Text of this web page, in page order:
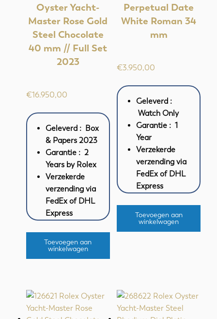
Oyster Yacht-
Master Rose Gold
Steel Chocolate
40 mm // Full Set
2023
€16.950,00
Geleverd : Box
& Papers 2023
Garantie : 2
Years by Rolex
Verzekerde
verzending via
FedEx of DHL
Express
Toevoegen aan
winkelwagen
Perpetual Date
White Roman 34
mm
€3.950,00
Geleverd :
Watch Only
Garantie : 1
Year
Verzekerde
verzending via
FedEx of DHL
Express
Toevoegen aan
winkelwagen